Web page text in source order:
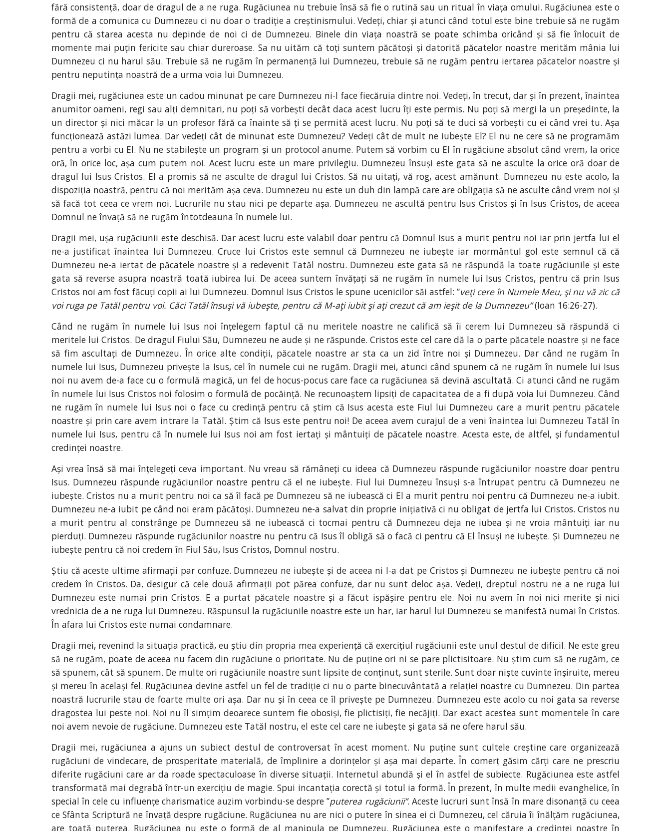
fără consistență, doar de dragul de a ne ruga. Rugăciunea nu trebuie însă să fie o rutină sau un ritual în viața omului. Rugăciunea este o
formă de a comunica cu Dumnezeu ci nu doar o tradiție a creștinismului. Vedeți, chiar și atunci când totul este bine trebuie să ne rugăm
pentru că starea acesta nu depinde de noi ci de Dumnezeu. Binele din viața noastră se poate schimba oricând și să fie înlocuit de
momente mai puțin fericite sau chiar dureroase. Sa nu uităm că toți suntem păcătoși și datorită păcatelor noastre merităm mânia lui
Dumnezeu ci nu harul său. Trebuie să ne rugăm în permanență lui Dumnezeu, trebuie să ne rugăm pentru iertarea păcatelor noastre și
pentru neputința noastră de a urma voia lui Dumnezeu.
Dragii mei, rugăciunea este un cadou minunat pe care Dumnezeu ni-l face fiecăruia dintre noi. Vedeți, în trecut, dar și în prezent, înaintea
anumitor oameni, regi sau alți demnitari, nu poți să vorbești decât daca acest lucru îți este permis. Nu poți să mergi la un președinte, la
un director și nici măcar la un profesor fără ca înainte să ți se permită acest lucru. Nu poți să te duci să vorbești cu ei când vrei tu. Așa
funcționează astăzi lumea. Dar vedeți cât de minunat este Dumnezeu? Vedeți cât de mult ne iubește El? El nu ne cere să ne programăm
pentru a vorbi cu El. Nu ne stabilește un program și un protocol anume. Putem să vorbim cu El în rugăciune absolut când vrem, la orice
oră, în orice loc, așa cum putem noi. Acest lucru este un mare privilegiu. Dumnezeu însuși este gata să ne asculte la orice oră doar de
dragul lui Isus Cristos. El a promis să ne asculte de dragul lui Cristos. Să nu uitați, vă rog, acest amănunt. Dumnezeu nu este acolo, la
dispoziția noastră, pentru că noi merităm așa ceva. Dumnezeu nu este un duh din lampă care are obligația să ne asculte când vrem noi și
să facă tot ceea ce vrem noi. Lucrurile nu stau nici pe departe așa. Dumnezeu ne ascultă pentru Isus Cristos și în Isus Cristos, de aceea
Domnul ne învață să ne rugăm întotdeauna în numele lui.
Dragii mei, ușa rugăciunii este deschisă. Dar acest lucru este valabil doar pentru că Domnul Isus a murit pentru noi iar prin jertfa lui el
ne-a justificat înaintea lui Dumnezeu. Cruce lui Cristos este semnul că Dumnezeu ne iubește iar mormântul gol este semnul că că
Dumnezeu ne-a iertat de păcatele noastre și a redevenit Tatăl nostru. Dumnezeu este gata să ne răspundă la toate rugăciunile și este
gata să reverse asupra noastră toată iubirea lui. De aceea suntem învățați să ne rugăm în numele lui Isus Cristos, pentru că prin Isus
Cristos noi am fost făcuți copii ai lui Dumnezeu. Domnul Isus Cristos le spune ucenicilor săi astfel: ”veţi cere în Numele Meu, şi nu vă zic că
voi ruga pe Tatăl pentru voi. Căci Tatăl însuşi vă iubeşte, pentru că M-aţi iubit şi aţi crezut că am ieşit de la Dumnezeu”(Ioan 16:26-27).
Când ne rugăm în numele lui Isus noi înțelegem faptul că nu meritele noastre ne califică să îi cerem lui Dumnezeu să răspundă ci
meritele lui Cristos. De dragul Fiului Său, Dumnezeu ne aude și ne răspunde. Cristos este cel care dă la o parte păcatele noastre și ne face
să fim ascultați de Dumnezeu. În orice alte condiții, păcatele noastre ar sta ca un zid între noi și Dumnezeu. Dar când ne rugăm în
numele lui Isus, Dumnezeu privește la Isus, cel în numele cui ne rugăm. Dragii mei, atunci când spunem că ne rugăm în numele lui Isus
noi nu avem de-a face cu o formulă magică, un fel de hocus-pocus care face ca rugăciunea să devină ascultată. Ci atunci când ne rugăm
în numele lui Isus Cristos noi folosim o formulă de pocăință. Ne recunoaștem lipsiți de capacitatea de a fi după voia lui Dumnezeu. Când
ne rugăm în numele lui Isus noi o face cu credință pentru că știm că Isus acesta este Fiul lui Dumnezeu care a murit pentru păcatele
noastre și prin care avem intrare la Tatăl. Știm că Isus este pentru noi! De aceea avem curajul de a veni înaintea lui Dumnezeu Tatăl în
numele lui Isus, pentru că în numele lui Isus noi am fost iertați și mântuiți de păcatele noastre. Acesta este, de altfel, și fundamentul
credinței noastre.
Ași vrea însă să mai înțelegeți ceva important. Nu vreau să rămâneți cu ideea că Dumnezeu răspunde rugăciunilor noastre doar pentru
Isus. Dumnezeu răspunde rugăciunilor noastre pentru că el ne iubește. Fiul lui Dumnezeu însuși s-a întrupat pentru că Dumnezeu ne
iubește. Cristos nu a murit pentru noi ca să îl facă pe Dumnezeu să ne iubească ci El a murit pentru noi pentru că Dumnezeu ne-a iubit.
Dumnezeu ne-a iubit pe când noi eram păcătoși. Dumnezeu ne-a salvat din proprie inițiativă ci nu obligat de jertfa lui Cristos. Cristos nu
a murit pentru al constrânge pe Dumnezeu să ne iubească ci tocmai pentru că Dumnezeu deja ne iubea și ne vroia mântuiți iar nu
pierduți. Dumnezeu răspunde rugăciunilor noastre nu pentru că Isus îl obligă să o facă ci pentru că El însuși ne iubește. Și Dumnezeu ne
iubește pentru că noi credem în Fiul Său, Isus Cristos, Domnul nostru.
Știu că aceste ultime afirmații par confuze. Dumnezeu ne iubește și de aceea ni l-a dat pe Cristos și Dumnezeu ne iubește pentru că noi
credem în Cristos. Da, desigur că cele două afirmații pot părea confuze, dar nu sunt deloc așa. Vedeți, dreptul nostru ne a ne ruga lui
Dumnezeu este numai prin Cristos. E a purtat păcatele noastre și a făcut ispășire pentru ele. Noi nu avem în noi nici merite și nici
vrednicia de a ne ruga lui Dumnezeu. Răspunsul la rugăciunile noastre este un har, iar harul lui Dumnezeu se manifestă numai în Cristos.
În afara lui Cristos este numai condamnare.
Dragii mei, revenind la situația practică, eu știu din propria mea experiență că exercițiul rugăciunii este unul destul de dificil. Ne este greu
să ne rugăm, poate de aceea nu facem din rugăciune o prioritate. Nu de puține ori ni se pare plictisitoare. Nu știm cum să ne rugăm, ce
să spunem, cât să spunem. De multe ori rugăciunile noastre sunt lipsite de conținut, sunt sterile. Sunt doar niște cuvinte înșiruite, mereu
și mereu în același fel. Rugăciunea devine astfel un fel de tradiție ci nu o parte binecuvântată a relației noastre cu Dumnezeu. Din partea
noastră lucrurile stau de foarte multe ori așa. Dar nu și în ceea ce îl privește pe Dumnezeu. Dumnezeu este acolo cu noi gata sa reverse
dragostea lui peste noi. Noi nu îl simțim deoarece suntem fie obosiși, fie plictisiți, fie necăjiți. Dar exact acestea sunt momentele în care
noi avem nevoie de rugăciune. Dumnezeu este Tatăl nostru, el este cel care ne iubește și gata să ne ofere harul său.
Dragii mei, rugăciunea a ajuns un subiect destul de controversat în acest moment. Nu puține sunt cultele creștine care organizează
rugăciuni de vindecare, de prosperitate materială, de împlinire a dorințelor și așa mai departe. În comerț găsim cărți care ne prescriu
diferite rugăciuni care ar da roade spectaculoase în diverse situații. Internetul abundă și el în astfel de subiecte. Rugăciunea este astfel
transformată mai degrabă într-un exercițiu de magie. Spui incantația corectă și totul ia formă. În prezent, în multe medii evanghelice, în
special în cele cu influențe charismatice auzim vorbindu-se despre ”puterea rugăciunii”. Aceste lucruri sunt însă în mare disonanță cu ceea
ce Sfânta Scriptură ne învață despre rugăciune. Rugăciunea nu are nici o putere în sinea ei ci Dumnezeu, cel căruia îi înălțăm rugăciunea,
are toată puterea. Rugăciunea nu este o formă de al manipula pe Dumnezeu. Rugăciunea este o manifestare a credinței noastre în